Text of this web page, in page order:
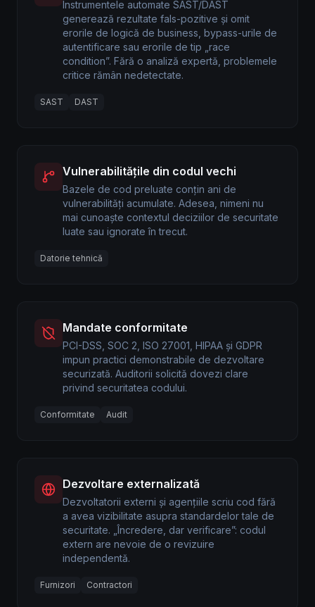
Instrumentele automate SAST/DAST
generează rezultate fals-pozitive și omit
erorile de logică de business, bypass-urile de
autentificare sau erorile de tip „race
condition”. Fără o analiză expertă, problemele
critice rămân nedetectate.
SAST DAST
Vulnerabilitățile din codul vechi
Bazele de cod preluate conțin ani de
vulnerabilități acumulate. Adesea, nimeni nu
mai cunoaște contextul deciziilor de securitate
luate sau ignorate în trecut.
Datorie tehnică
Mandate conformitate
PCI-DSS, SOC 2, ISO 27001, HIPAA și GDPR
impun practici demonstrabile de dezvoltare
securizată. Auditorii solicită dovezi clare
privind securitatea codului.
Conformitate Audit
Dezvoltare externalizată
Dezvoltatorii externi și agențiile scriu cod fără
a avea vizibilitate asupra standardelor tale de
securitate. „Încredere, dar verificare”: codul
extern are nevoie de o revizuire
independentă.
Furnizori Contractori